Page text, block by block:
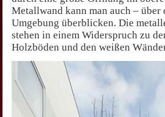
Metallwand kann man auch – über
Umgebung überblicken. Die
stehen in einem Widerspruch zu
Holzböden und den weißen